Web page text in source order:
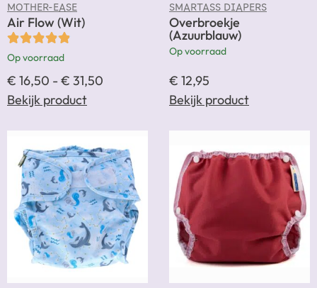
MOTHER-EASE
Air Flow (Wit)
Op voorraad
€ 16,50 - € 31,50
Bekijk product
SMARTASS DIAPERS
Overbroekje
(Azuurblauw)
Op voorraad
€ 12,95
Bekijk product